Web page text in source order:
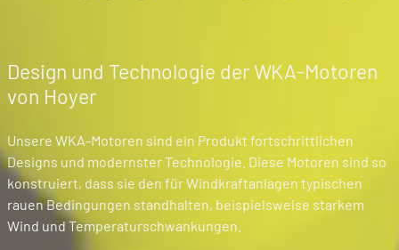
Design und Technologie der WKA-Motoren
von Hoyer
Unsere WKA-Motoren sind ein Produkt fortschrittlichen
Designs und modernster Technologie. Diese Motoren sind so
konstruiert, dass sie den für Windkraftanlagen typischen
rauen Bedingungen standhalten, beispielsweise starkem
Wind und Temperaturschwankungen.